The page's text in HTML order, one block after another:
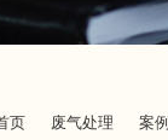
页 废气处理 案例